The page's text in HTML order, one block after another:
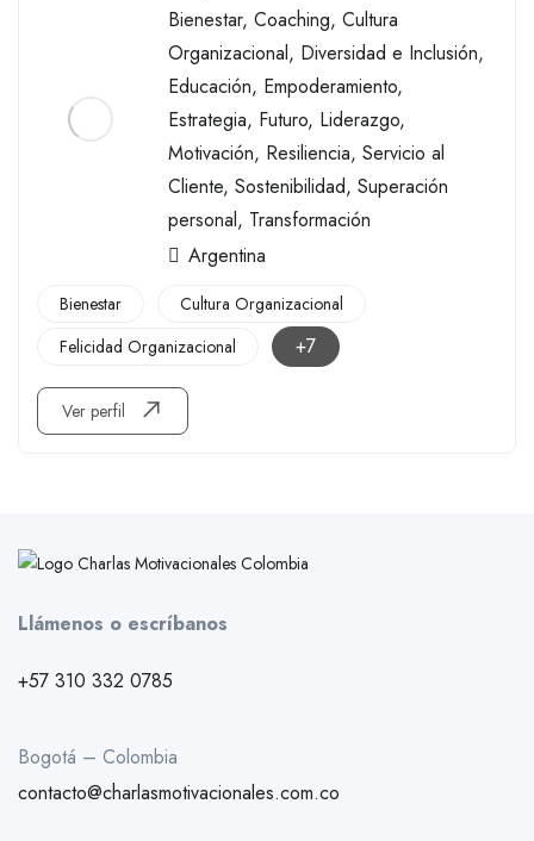
Bienestar, Coaching, Cultura
Organizacional, Diversidad e Inclusión,
Educación, Empoderamiento,
Estrategia, Futuro, Liderazgo,
Motivación, Resiliencia, Servicio al
Cliente, Sostenibilidad, Superación
personal, Transformación
Argentina
Bienestar
Cultura Organizacional
Felicidad Organizacional
+7
Ver perfil
Llámenos o escríbanos
+57 310 332 0785
Bogotá – Colombia
contacto@charlasmotivacionales.com.co